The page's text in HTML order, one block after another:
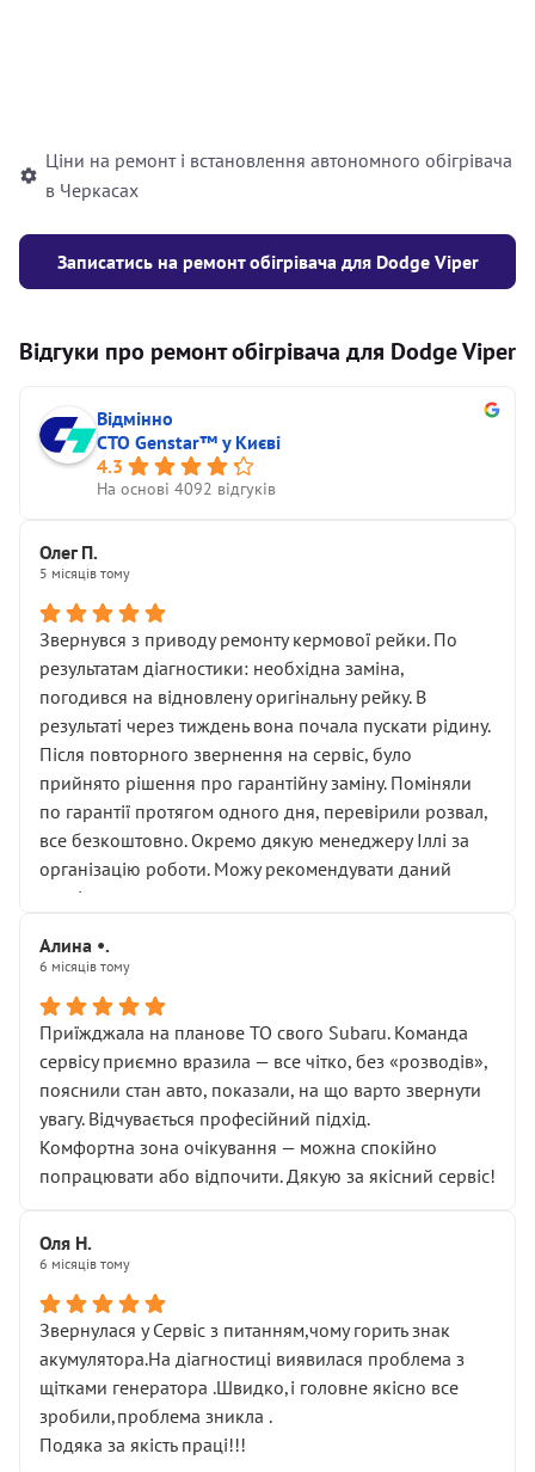
Ціни на ремонт і встановлення автономного обігрівача
в Черкасах
Записатись на ремонт обігрівача для Dodge Viper
Відгуки про ремонт обігрівача для Dodge Viper
Відмінно
СТО Genstar™ у Києві
4.3
На основі 4092 відгуків
Олег П.
5 місяців тому
Звернувся з приводу ремонту кермової рейки. По
результатам діагностики: необхідна заміна,
погодився на відновлену оригінальну рейку. В
результаті через тиждень вона почала пускати рідину.
Після повторного звернення на сервіс, було
прийнято рішення про гарантійну заміну. Поміняли
по гарантії протягом одного дня, перевірили розвал,
все безкоштовно. Окремо дякую менеджеру Іллі за
організацію роботи. Можу рекомендувати даний
сервіс.
Алина •.
6 місяців тому
Приїжджала на планове ТО свого Subaru. Команда
сервісу приємно вразила — все чітко, без «розводів»,
пояснили стан авто, показали, на що варто звернути
увагу. Відчувається професійний підхід.
Комфортна зона очікування — можна спокійно
попрацювати або відпочити. Дякую за якісний сервіс!
Оля Н.
6 місяців тому
Звернулася у Сервіс з питанням,чому горить знак
акумулятора.На діагностиці виявилася проблема з
щітками генератора .Швидко,і головне якісно все
зробили,проблема зникла .
Подяка за якість праці!!!